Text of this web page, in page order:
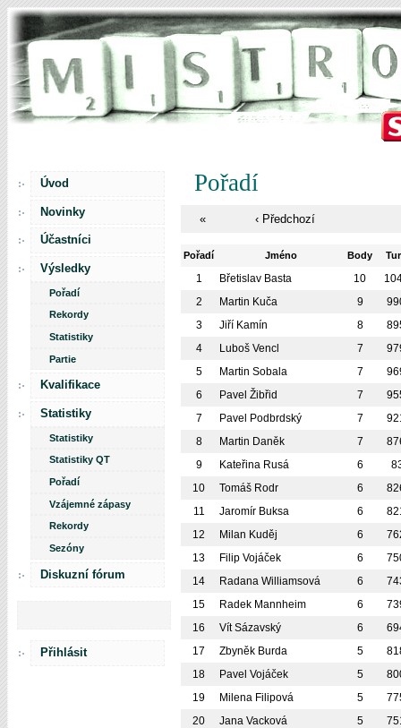
Úvod
Novinky
Účastníci
Výsledky
Pořadí
Rekordy
Statistiky
Partie
Kvalifikace
Statistiky
Statistiky
Statistiky QT
Pořadí
Vzájemné zápasy
Rekordy
Sezóny
Diskuzní fórum
Přihlásit
Pořadí
« ‹ Předchozí
Pořadí Jméno Body
1 Břetislav Basta 10
2
Martin Kuča 9
3
Jiří Kamín 8
4
Luboš Vencl 7
5
Martin Sobala 7
6
Pavel Žibřid 7
7
Pavel Podbrdský 7
8
Martin Daněk 7
9
Kateřina Rusá 6
10
Tomáš Rodr 6
11
Jaromír Buksa 6
12
Milan Kuděj 6
13
Filip Vojáček 6
14
Radana Williamsová 6
15
Radek Mannheim 6
16
Vít Sázavský 6
17
Zbyněk Burda 5
18
Pavel Vojáček 5
19
Milena Filipová 5
20
Jana Vacková 5